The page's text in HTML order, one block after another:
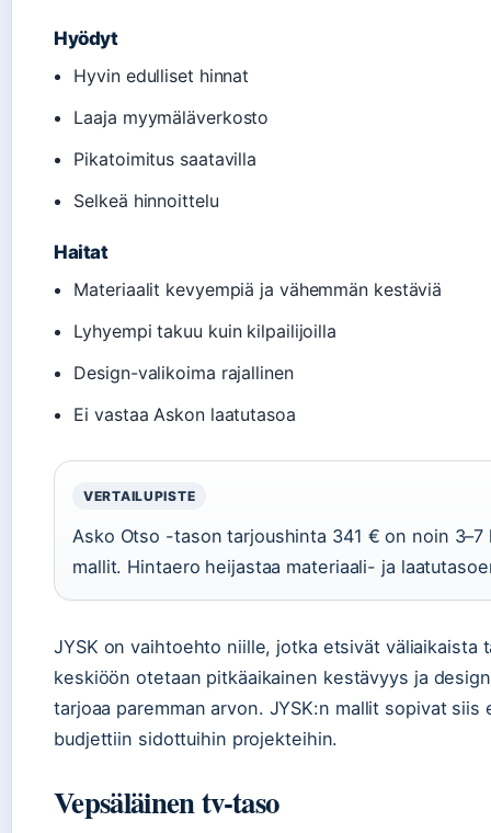
Hyödyt
Hyvin edulliset hinnat
Laaja myymäläverkosto
Pikatoimitus saatavilla
Selkeä hinnoittelu
Haitat
Materiaalit kevyempiä ja vähemmän kestäviä
Lyhyempi takuu kuin kilpailijoilla
Design-valikoima rajallinen
Ei vastaa Askon laatutasoa
VERTAILUPISTE
Asko Otso -tason tarjoushinta 341 € on noin
mallit. Hintaero heijastaa materiaali- ja
JYSK on vaihtoehto niille, jotka etsivät väliaikaista
keskiöön otetaan pitkäaikainen kestävyys ja
tarjoaa paremman arvon. JYSK:n mallit sopivat
budjettiin sidottuihin projekteihin.
Vepsäläinen tv-taso